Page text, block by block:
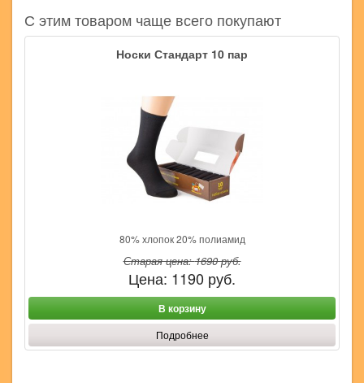
С этим товаром чаще всего покупают
Носки Стандарт 10 пар
80% хлопок 20% полиамид
Старая цена:1690руб.
Цена: 1190 руб.
В корзину
Подробнее